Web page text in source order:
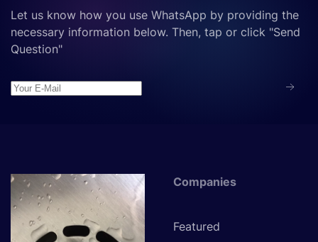
Let us know how you use WhatsApp by providing the
necessary information below. Then, tap or click "Send
Question"
Companies
Featured